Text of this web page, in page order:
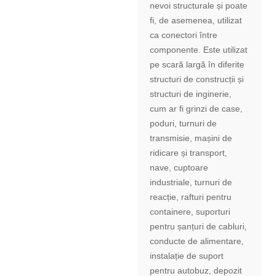
nevoi structurale și poate
fi, de asemenea, utilizat
ca conectori între
componente. Este utilizat
pe scară largă în diferite
structuri de construcții și
structuri de inginerie,
cum ar fi grinzi de case,
poduri, turnuri de
transmisie, mașini de
ridicare și transport,
nave, cuptoare
industriale, turnuri de
reacție, rafturi pentru
containere, suporturi
pentru șanțuri de cabluri,
conducte de alimentare,
instalație de suport
pentru autobuz, depozit